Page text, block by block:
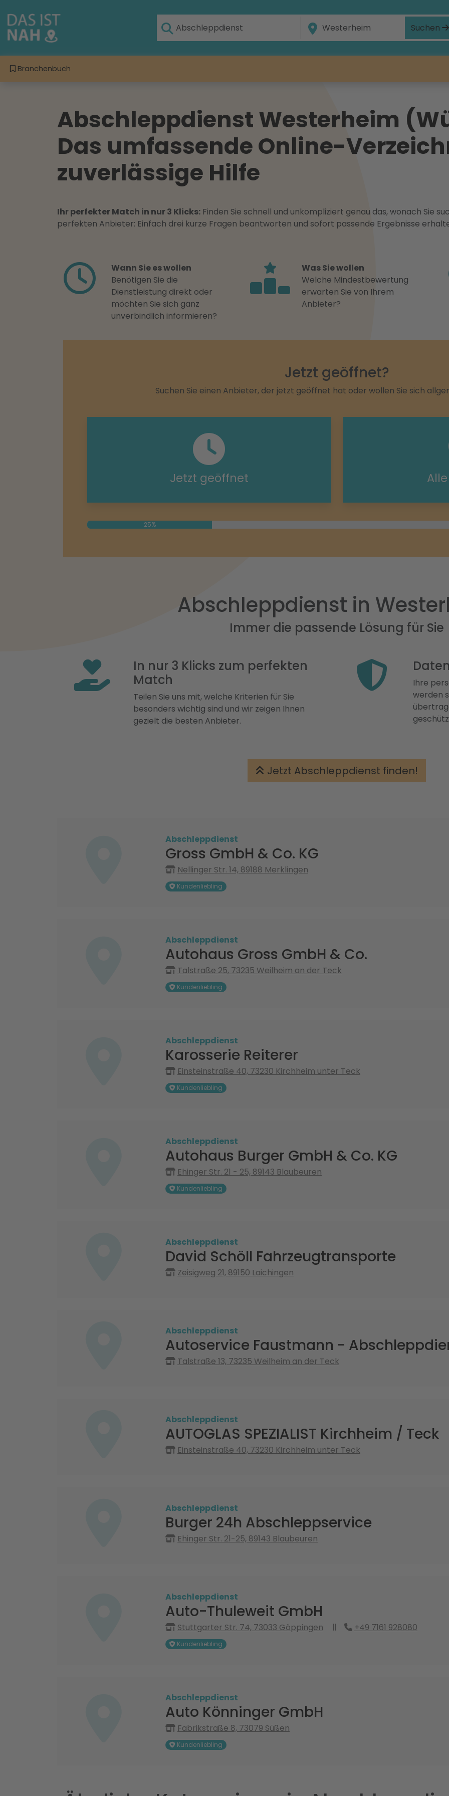
Suchen
Branchenbuch
Abschleppdienst Westerheim
Das umfassende Online-
zuverlässige Hilfe
Ihr perfekter Match in nur 3 Klicks: Finden Sie schnell und unkompliziert genau das, wonach Sie
perfekten Anbieter: Einfach drei kurze Fragen beantworten und sofort passende Ergebnisse
Wann Sie es wollen
Benötigen Sie die
Dienstleistung direkt oder
möchten Sie sich ganz
unverbindlich informieren?
Was Sie wollen
Welche Mindestbewertung
erwarten Sie von Ihrem
Anbieter?
Jetzt geöffnet?
Suchen Sie einen Anbieter, der jetzt geöffnet hat oder wollen Sie sich
Jetzt geöffnet
25%
Abschleppdienst in
Immer die passende Lösung für Sie
In nur 3 Klicks zum perfekten
Match
Teilen Sie uns mit, welche Kriterien für Sie
besonders wichtig sind und wir zeigen Ihnen
gezielt die besten Anbieter.
Ihre
werden
Jetzt Abschleppdienst finden!
Abschleppdienst
Gross GmbH & Co. KG
Nellinger Str. 14, 89188 Merklingen
Kundenliebling
Abschleppdienst
Autohaus Gross GmbH & Co.
Talstraße 25, 73235 Weilheim an der Teck
Kundenliebling
Abschleppdienst
Karosserie Reiterer
Einsteinstraße 40, 73230 Kirchheim unter Teck
Kundenliebling
Abschleppdienst
Autohaus Burger GmbH & Co. KG
Ehinger Str. 21 - 25, 89143 Blaubeuren
Kundenliebling
Abschleppdienst
David Schöll Fahrzeugtransporte
Zeisigweg 21, 89150 Laichingen
Abschleppdienst
Autoservice Faustmann -
Talstraße 13, 73235 Weilheim an der Teck
Abschleppdienst
AUTOGLAS SPEZIALIST Kirchheim / Teck
Einsteinstraße 40, 73230 Kirchheim unter Teck
Abschleppdienst
Burger 24h Abschleppservice
Ehinger Str. 21-25, 89143 Blaubeuren
Abschleppdienst
Auto-Thuleweit GmbH
Stuttgarter Str. 74, 73033 Göppingen +49 7161 928080
Kundenliebling
Abschleppdienst
Auto Könninger GmbH
Fabrikstraße 8, 73079 Süßen
Kundenliebling